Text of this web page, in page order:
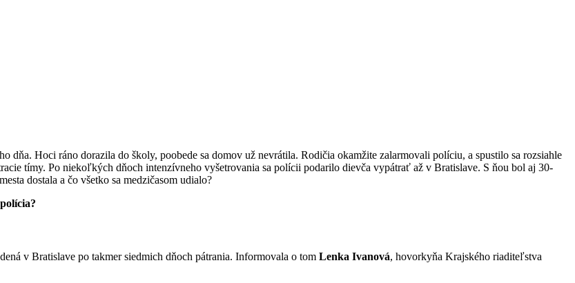
dňa. Hoci ráno dorazila do školy, poobede sa domov už nevrátila. Rodičia okamžite zalarmovali políciu, a spustilo sa rozsiahle
tímy. Po niekoľkých dňoch intenzívneho vyšetrovania sa polícii podarilo dievča vypátrať až v Bratislave. S ňou bol aj 30-
dostala a čo všetko sa medzičasom udialo?
v Bratislave po takmer siedmich dňoch pátrania. Informovala o tom Lenka Ivanová, hovorkyňa Krajského riaditeľstva